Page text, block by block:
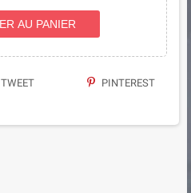
AU PANIER
TWEET PINTEREST